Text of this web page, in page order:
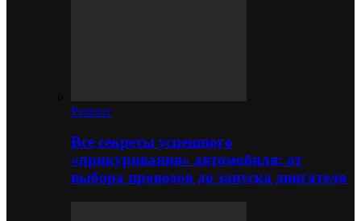
Ремонт
Все секреты успешного
«прикуривания» автомобиля: от
выбора проводов до запуска двигателя